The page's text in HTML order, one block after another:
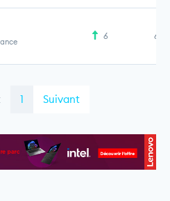
6
1 Suivant